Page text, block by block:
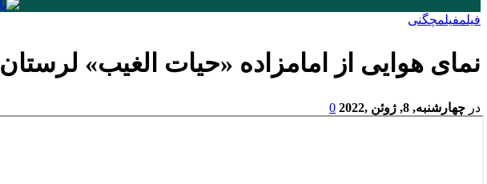
فیلمفیلمچگنی
نمای هوایی از امامزاده «حیات الغیب» لرستان
در چهارشنبه, 8, ژوئن ,2022 0